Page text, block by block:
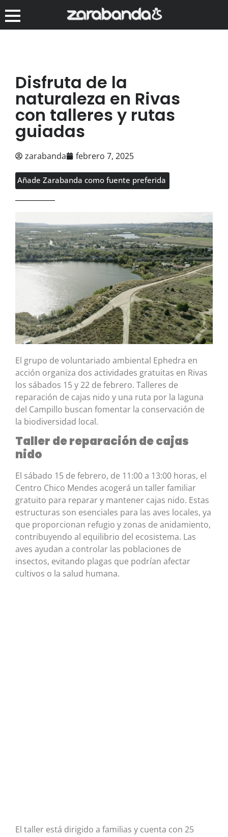
Disfruta de la
naturaleza en Rivas
con talleres y rutas
guiadas
zarabanda febrero 7, 2025
Añade Zarabanda como fuente preferida
El grupo de voluntariado ambiental Ephedra en
acción organiza dos actividades gratuitas en Rivas
los sábados 15 y 22 de febrero. Talleres de
reparación de cajas nido y una ruta por la laguna
del Campillo buscan fomentar la conservación de
la biodiversidad local.
Taller de reparación de cajas
nido
El sábado 15 de febrero, de 11:00 a 13:00 horas, el
Centro Chico Mendes acogerá un taller familiar
gratuito para reparar y mantener cajas nido. Estas
estructuras son esenciales para las aves locales, ya
que proporcionan refugio y zonas de anidamiento,
contribuyendo al equilibrio del ecosistema. Las
aves ayudan a controlar las poblaciones de
insectos, evitando plagas que podrían afectar
cultivos o la salud humana.
El taller está dirigido a familias y cuenta con 25